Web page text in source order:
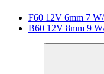
F60 12V 6mm 7
B60 12V 8mm 9